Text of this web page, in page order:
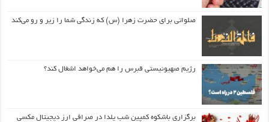
صلواتی برای حضرت زهرا (س) که زندگی شما را زیر و رو می‌کند
رژیم صهیونیستی قبرس را هم می‌خواهد اشغال کند؟
برگزاری باشکوه کمپین شب یلدا در صرافی ارز دیجیتال مکسی